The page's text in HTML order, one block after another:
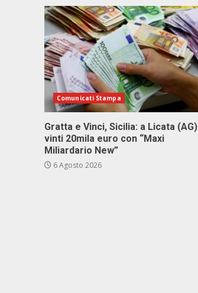
Comunicati Stampa
Gratta e Vinci, Sicilia: a Licata (AG)
vinti 20mila euro con “Maxi
Miliardario New”
6 Agosto 2026